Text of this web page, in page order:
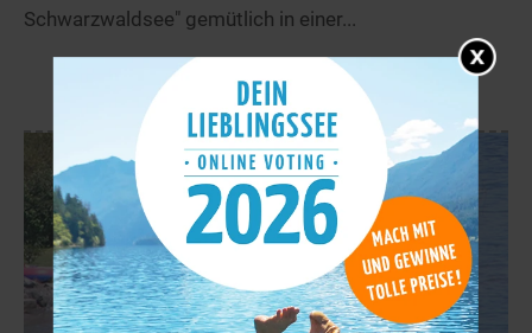
Schwarzwaldsee" gemütlich in einer...
mehr